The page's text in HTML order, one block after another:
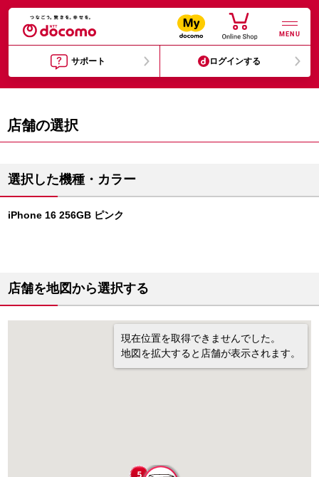
MENU
サポート ログインする
店舗の選択
選択した機種・カラー
iPhone 16 256GB ピンク
店舗を地図から選択する
現在位置を取得できませんでした。
地図を拡大すると店舗が表示されます。